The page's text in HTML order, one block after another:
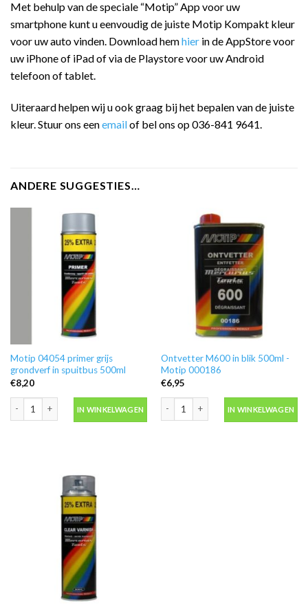
Met behulp van de speciale “Motip” App voor uw
smartphone kunt u eenvoudig de juiste Motip Kompakt kleur
voor uw auto vinden. Download hemhier in de AppStore voor
uw iPhone of iPad of via de Playstore voor uw Android
telefoon of tablet.
Uiteraard helpen wij u ook graag bij het bepalen van de juiste
kleur. Stuur ons eenemailof bel ons op 036-841 9641.
ANDERE SUGGESTIES…
Motip 04054 primer grijs
grondverf in spuitbus 500ml
€8,20
IN WINKELWAGEN
Ontvetter M600 in blik 500ml -
Motip 000186
€6,95
IN WINKELWAGEN